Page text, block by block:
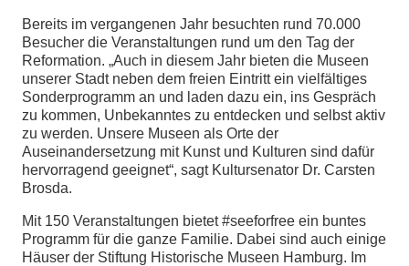
Bereits im vergangenen Jahr besuchten rund 70.000
Besucher die Veranstaltungen rund um den Tag der
Reformation. „Auch in diesem Jahr bieten die Museen
unserer Stadt neben dem freien Eintritt ein vielfältiges
Sonderprogramm an und laden dazu ein, ins Gespräch
zu kommen, Unbekanntes zu entdecken und selbst aktiv
zu werden. Unsere Museen als Orte der
Auseinandersetzung mit Kunst und Kulturen sind dafür
hervorragend geeignet“, sagt Kultursenator Dr. Carsten
Brosda.
Mit 150 Veranstaltungen bietet #seeforfree ein buntes
Programm für die ganze Familie. Dabei sind auch einige
Häuser der Stiftung Historische Museen Hamburg. Im